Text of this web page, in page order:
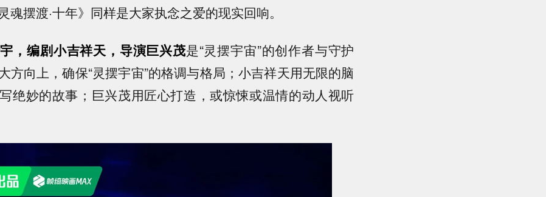
魂摆渡·十年》同样是大家执念之爱的现实回响。
，编剧小吉祥天，导演巨兴茂是“灵摆宇宙”的创作者与守护
方向上，确保“灵摆宇宙”的格调与格局；小吉祥天用无限的脑
绝妙的故事；巨兴茂用匠心打造，或惊悚或温情的动人视听